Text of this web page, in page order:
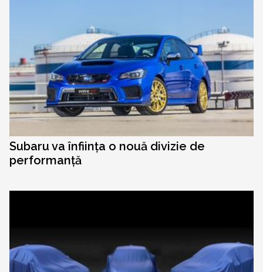
Subaru va înființa o nouă divizie de
performanță